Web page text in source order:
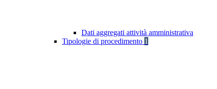
Dati aggregati attività amministrativa
Tipologie di procedimento 1